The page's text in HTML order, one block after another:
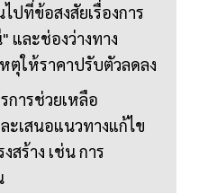
ปที่ข้อสงสัยเรื่องการ
และช่องว่างทาง
ตุให้ราคาปรับตัวลดลง
การช่วยเหลือ
ะเสนอแนวทางแก้ไข
สร้าง เช่น การ